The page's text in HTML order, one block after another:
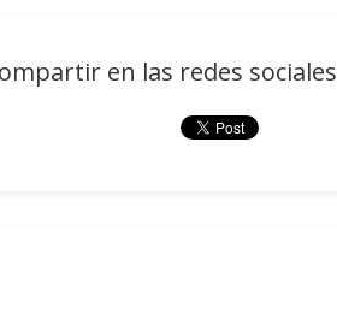
en las redes sociales